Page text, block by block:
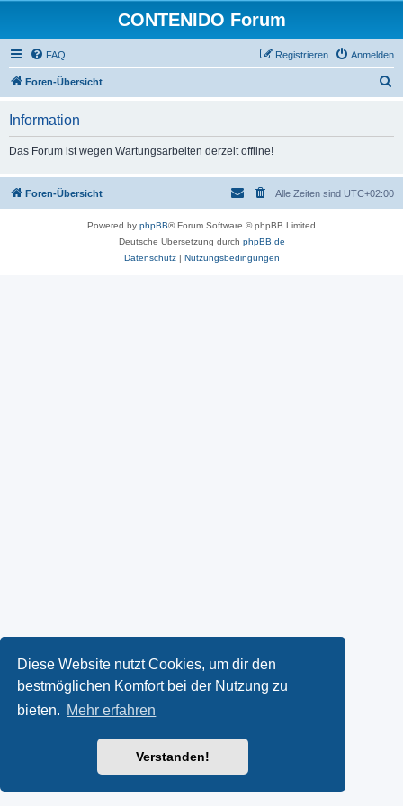
Diese Website nutzt Cookies, um dir den
bestmöglichen Komfort bei der Nutzung zu
bieten. Mehr erfahren
Verstanden!
CONTENIDO Forum
FAQ Anmelden
Registrieren
Foren-Übersicht
Information
Das Forum ist wegen Wartungsarbeiten derzeit offline!
Foren-Übersicht Alle Zeiten sind UTC+02:00
Powered by phpBB® Forum Software © phpBB Limited
Deutsche Übersetzung durch phpBB.de
Datenschutz| Nutzungsbedingungen